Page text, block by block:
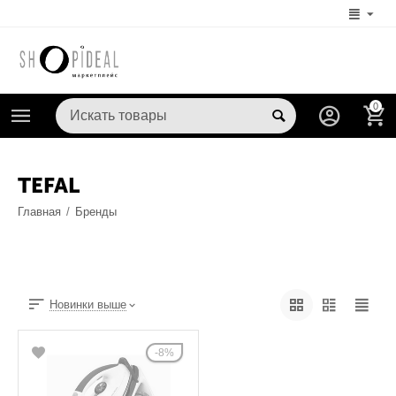
0
TEFAL
Главная / Бренды
Новинки выше
8%